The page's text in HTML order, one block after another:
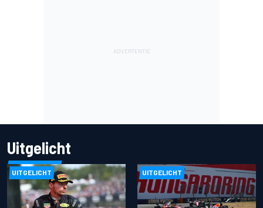
Uitgelicht
UITGELICHT UITGELICHT